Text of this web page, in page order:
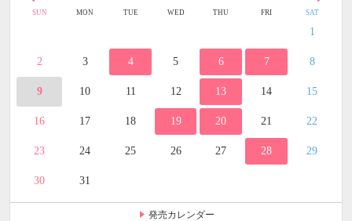
SUN MON TUE WED THU FRI SAT
1
2 3 4 5 6 7 8
9 10 11 12 13 14 15
16 17 18 19 20 21 22
23 24 25 26 27 28 29
30 31
発売カレンダー